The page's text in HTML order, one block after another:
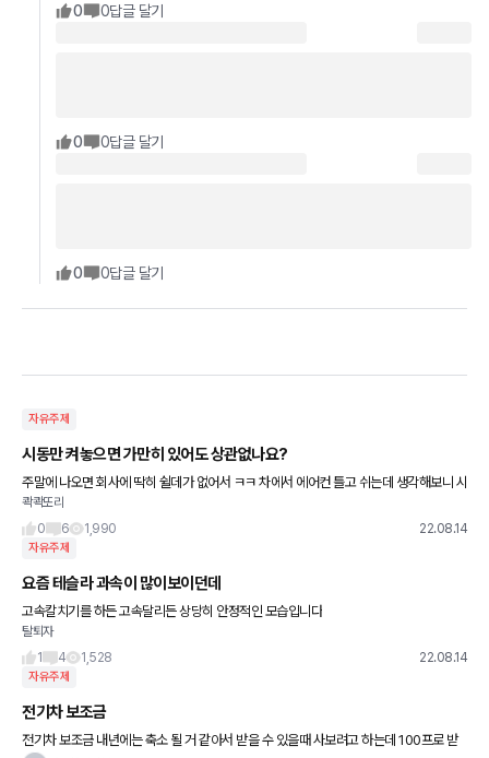
0 0답글 달기
0 0답글 달기
0 0답글 달기
자유주제
시동만 켜놓으면 가만히 있어도 상관없나요?
주말에 나오면 회사에 딱히 쉴데가 없어서 ㅋㅋ 차에서 에어컨 틀고 쉬는데 생각해보니 시
동 안키면 배터리 방전된다는것 까진 아는데 시동을 틀어도 가만히 있으면 딱히 충전되는
건 아닌건가? 하는 생각이
콱콱또리
0
6 1,990 22.08.14
자유주제
요즘 테슬라 과속이 많이보이던데
고속칼치기를 하든 고속달리든 상당히 안정적인 모습입니다
탈퇴자
1
4 1,528 22.08.14
자유주제
전기차 보조금
전기차 보조금 내년에는 축소 될 거 같아서 받을 수 있을때 사보려고 하는데 100프로 받